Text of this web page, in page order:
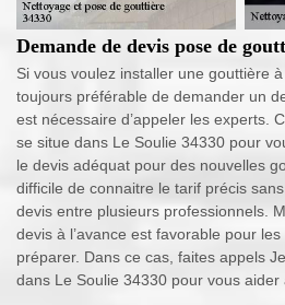
Demande de devis pose de
Si vous voulez installer une gouttière
toujours préférable de demander un
est nécessaire d’appeler les experts.
se situe dans Le Soulie 34330 pour
le devis adéquat pour des nouvelles
difficile de connaitre le tarif précis
devis entre plusieurs professionnels.
devis à l’avance est favorable pour
préparer. Dans ce cas, faites appels
dans Le Soulie 34330 pour vous aider